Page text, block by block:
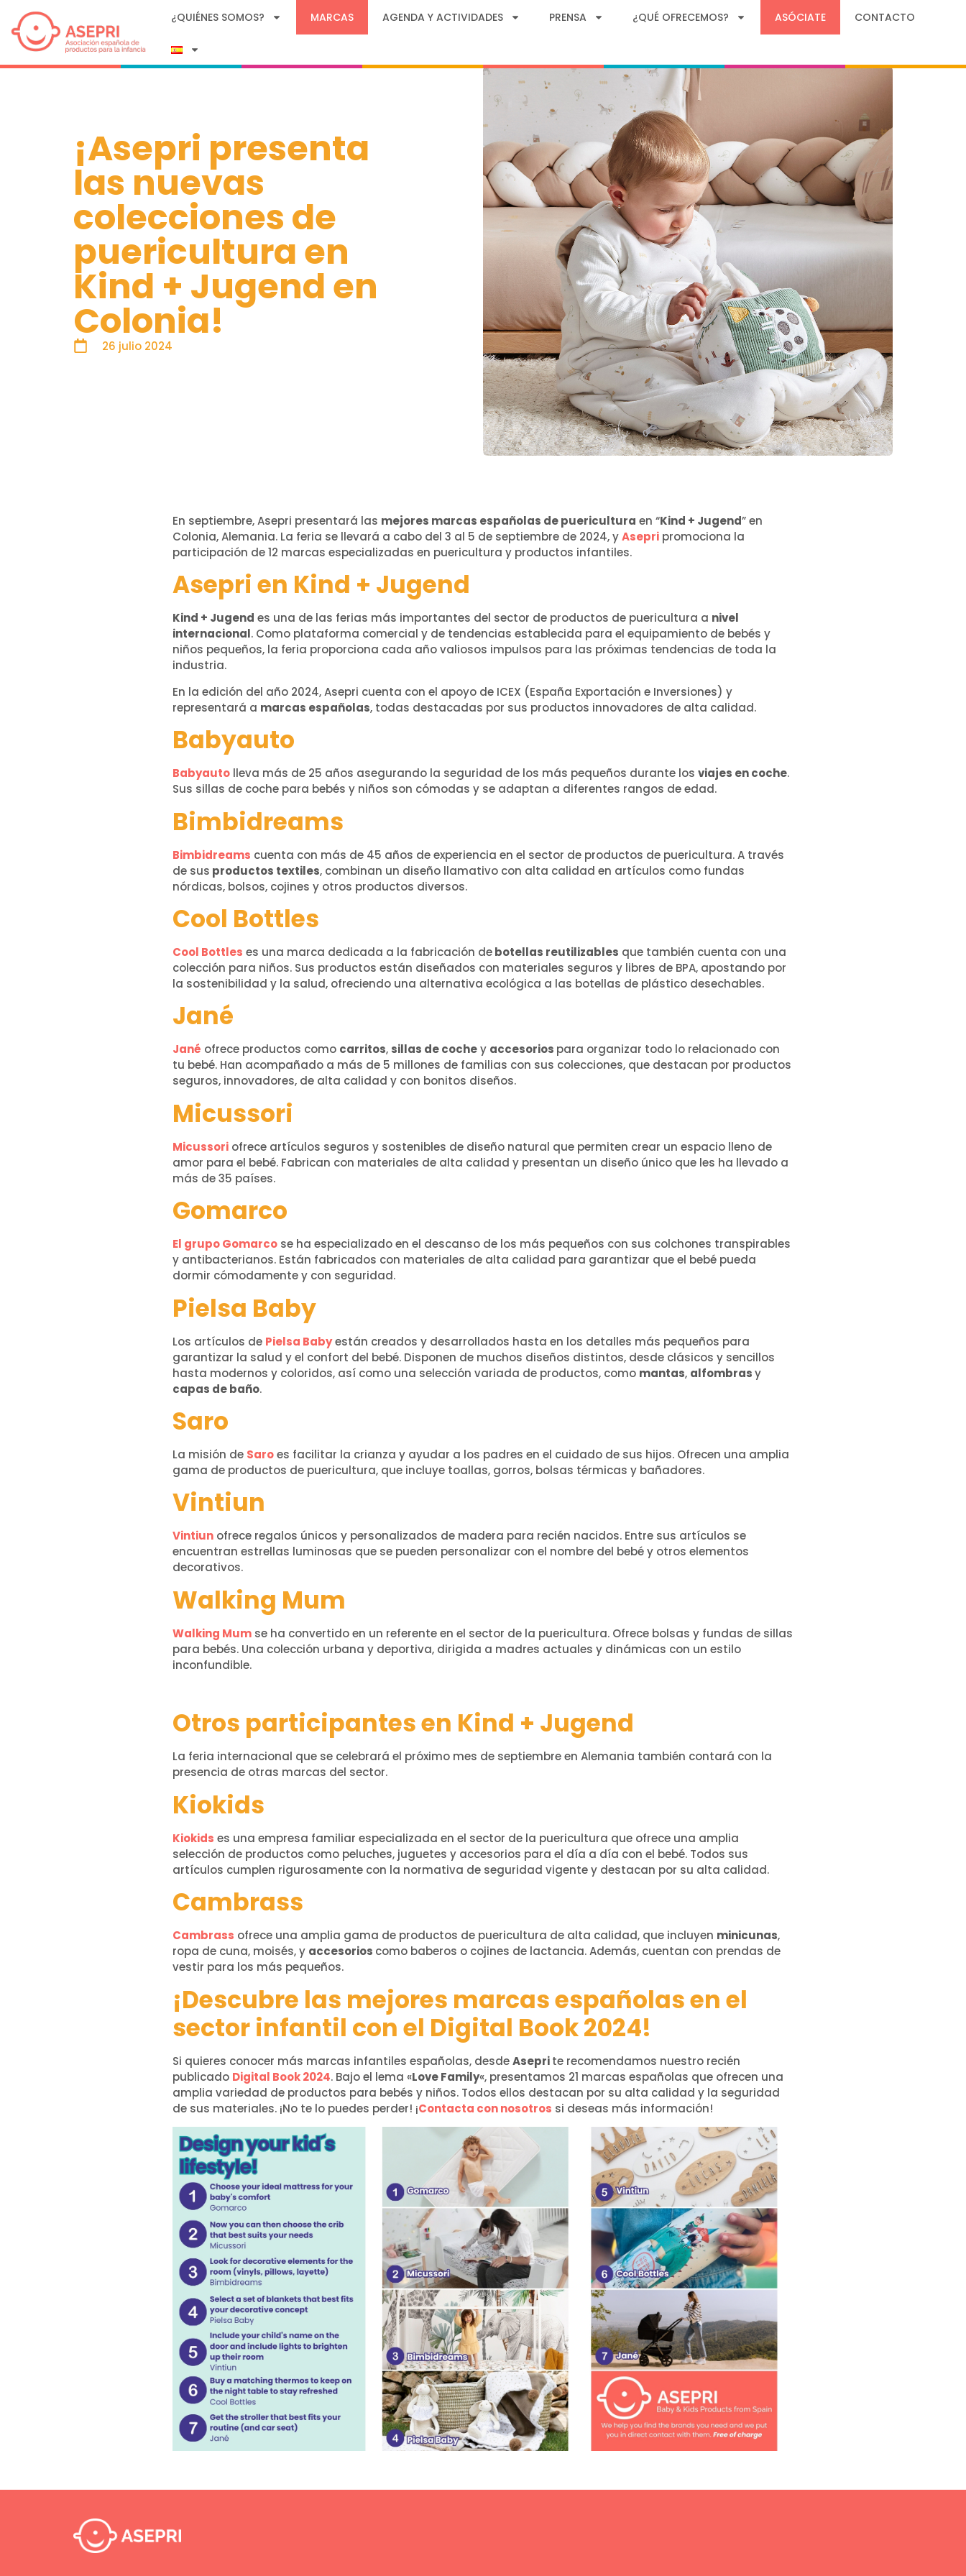
¿QUIÉNES SOMOS? MARCAS AGENDA Y ACTIVIDADES PRENSA ¿QUÉ OFRECEMOS? ASÓCIATE CONTACTO
¡Asepri presenta
las nuevas
colecciones de
puericultura en
Kind + Jugend en
Colonia!
26 julio 2024
En septiembre, Asepri presentará las mejores marcas españolas de puericultura en “Kind + Jugend” en
Colonia, Alemania. La feria se llevará a cabo del 3 al 5 de septiembre de 2024, yAsepri promociona la
participación de 12 marcas especializadas en puericultura y productos infantiles.
Asepri en Kind + Jugend
Kind + Jugend es una de las ferias más importantes del sector de productos de puericultura a nivel
internacional. Como plataforma comercial y de tendencias establecida para el equipamiento de bebés y
niños pequeños, la feria proporciona cada año valiosos impulsos para las próximas tendencias de toda la
industria.
En la edición del año 2024, Asepri cuenta con el apoyo de ICEX (España Exportación e Inversiones) y
representará a marcas españolas, todas destacadas por sus productos innovadores de alta calidad.
Babyauto
Babyauto lleva más de 25 años asegurando la seguridad de los más pequeños durante los viajes en coche.
Sus sillas de coche para bebés y niños son cómodas y se adaptan a diferentes rangos de edad.
Bimbidreams
Bimbidreams cuenta con más de 45 años de experiencia en el sector de productos de puericultura. A través
de sus productos textiles, combinan un diseño llamativo con alta calidad en artículos como fundas
nórdicas, bolsos, cojines y otros productos diversos.
Cool Bottles
Cool Bottles es una marca dedicada a la fabricación debotellas reutilizables que también cuenta con una
colección para niños. Sus productos están diseñados con materiales seguros y libres de BPA, apostando por
la sostenibilidad y la salud, ofreciendo una alternativa ecológica a las botellas de plástico desechables.
Jané
Jané ofrece productos como carritos, sillas de cochey accesorios para organizar todo lo relacionado con
tu bebé. Han acompañado a más de 5 millones de familias con sus colecciones, que destacan por productos
seguros, innovadores, de alta calidad y con bonitos diseños.
Micussori
Micussori ofrece artículos seguros y sostenibles de diseño natural que permiten crear un espacio lleno de
amor para el bebé. Fabrican con materiales de alta calidad y presentan un diseño único que les ha llevado a
más de 35 países.
Gomarco
El grupo Gomarco se ha especializado en el descanso de los más pequeños con sus colchones transpirables
y antibacterianos. Están fabricados con materiales de alta calidad para garantizar que el bebé pueda
dormir cómodamente y con seguridad.
Pielsa Baby
Los artículos de Pielsa Babyestán creados y desarrollados hasta en los detalles más pequeños para
garantizar la salud y el confort del bebé. Disponen de muchos diseños distintos, desde clásicos y sencillos
hasta modernos y coloridos, así como una selección variada de productos, como mantas, alfombrasy
capas de baño.
Saro
La misión de Saroes facilitar la crianza y ayudar a los padres en el cuidado de sus hijos. Ofrecen una amplia
gama de productos de puericultura, que incluye toallas, gorros, bolsas térmicas y bañadores.
Vintiun
Vintiun ofrece regalos únicos y personalizados de madera para recién nacidos. Entre sus artículos se
encuentran estrellas luminosas que se pueden personalizar con el nombre del bebé y otros elementos
decorativos.
Walking Mum
Walking Mum se ha convertido en un referente en el sector de la puericultura. Ofrece bolsas y fundas de sillas
para bebés. Una colección urbana y deportiva, dirigida a madres actuales y dinámicas con un estilo
inconfundible.
Otros participantes en Kind + Jugend
La feria internacional que se celebrará el próximo mes de septiembre en Alemania también contará con la
presencia de otras marcas del sector.
Kiokids
Kiokids es una empresa familiar especializada en el sector de la puericultura que ofrece una amplia
selección de productos como peluches, juguetes y accesorios para el día a día con el bebé. Todos sus
artículos cumplen rigurosamente con la normativa de seguridad vigente y destacan por su alta calidad.
Cambrass
Cambrass ofrece una amplia gama de productos de puericultura de alta calidad, que incluyen minicunas,
ropa de cuna, moisés, y accesorios como baberos o cojines de lactancia. Además, cuentan con prendas de
vestir para los más pequeños.
¡Descubre las mejores marcas españolas en el
sector infantil con el Digital Book 2024!
Si quieres conocer más marcas infantiles españolas, desdeAseprite recomendamos nuestro recién
publicado Digital Book 2024. Bajo el lema «Love Family«, presentamos 21 marcas españolas que ofrecen una
amplia variedad de productos para bebés y niños. Todos ellos destacan por su alta calidad y la seguridad
de sus materiales. ¡No te lo puedes perder! ¡Contacta con nosotros si deseas más información!